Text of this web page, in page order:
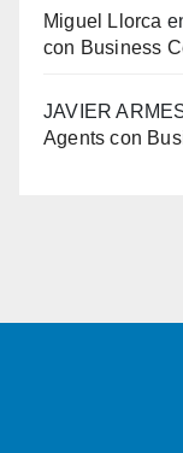
Miguel Llorca
con Business
JAVIER
Agents con